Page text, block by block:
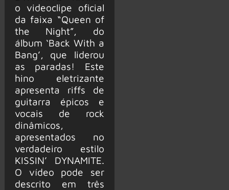
o videoclipe oficial
da faixa “Queen of
the Night”, do
álbum ‘Back With a
Bang’, que liderou
as paradas! Este
hino eletrizante
apresenta riffs de
guitarra épicos e
vocais de rock
dinâmicos,
apresentados no
verdadeiro estilo
KISSIN’ DYNAMITE.
O vídeo pode ser
descrito em três